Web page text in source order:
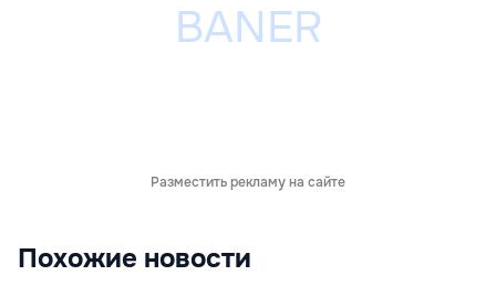
Разместить рекламу на сайте
Похожие новости